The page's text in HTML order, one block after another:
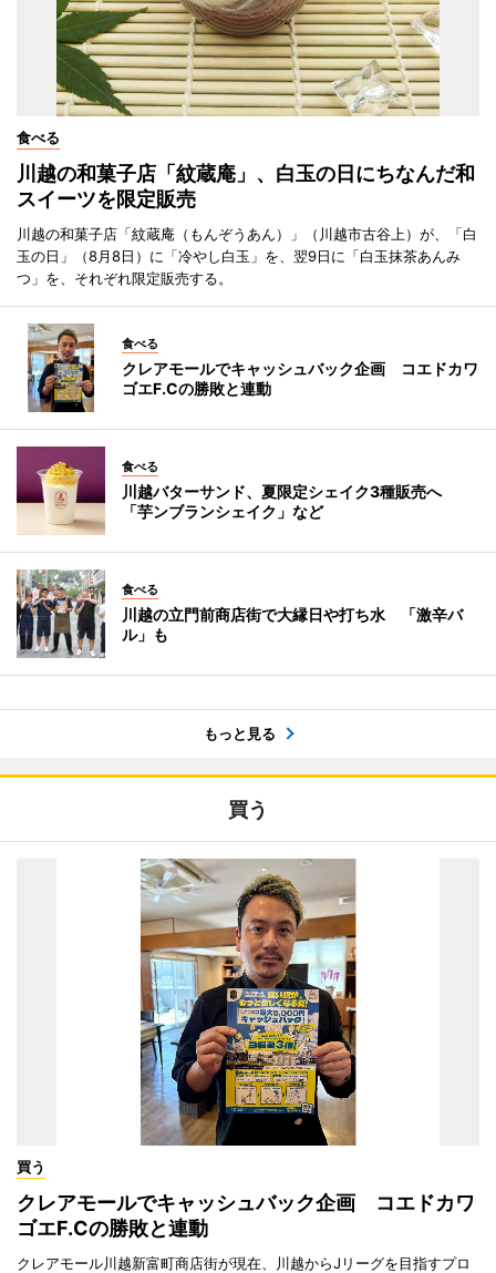
食べる
川越の和菓子店「紋蔵庵」、白玉の日にちなんだ和
スイーツを限定販売
川越の和菓子店「紋蔵庵（もんぞうあん）」（川越市古谷上）が、「白
玉の日」（8月8日）に「冷やし白玉」を、翌9日に「白玉抹茶あんみ
つ」を、それぞれ限定販売する。
食べる
クレアモールでキャッシュバック企画 コエドカワ
ゴエF.Cの勝敗と連動
食べる
川越バターサンド、夏限定シェイク3種販売へ
「芋ンブランシェイク」など
食べる
川越の立門前商店街で大縁日や打ち水 「激辛バ
ル」も
もっと見る
買う
買う
クレアモールでキャッシュバック企画 コエドカワ
ゴエF.Cの勝敗と連動
クレアモール川越新富町商店街が現在、川越からJリーグを目指すプロ